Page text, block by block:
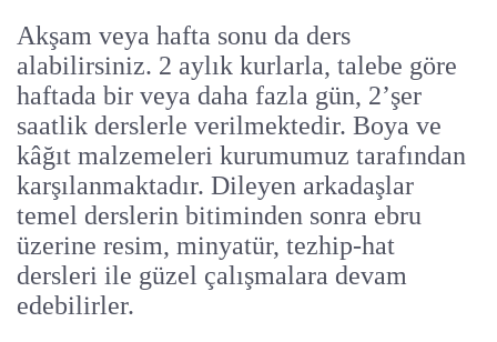
Akşam veya hafta sonu da ders
alabilirsiniz. 2 aylık kurlarla, talebe göre
haftada bir veya daha fazla gün, 2’şer
saatlik derslerle verilmektedir. Boya ve
kâğıt malzemeleri kurumumuz tarafından
karşılanmaktadır. Dileyen arkadaşlar
temel derslerin bitiminden sonra ebru
üzerine resim, minyatür, tezhip-hat
dersleri ile güzel çalışmalara devam
edebilirler.